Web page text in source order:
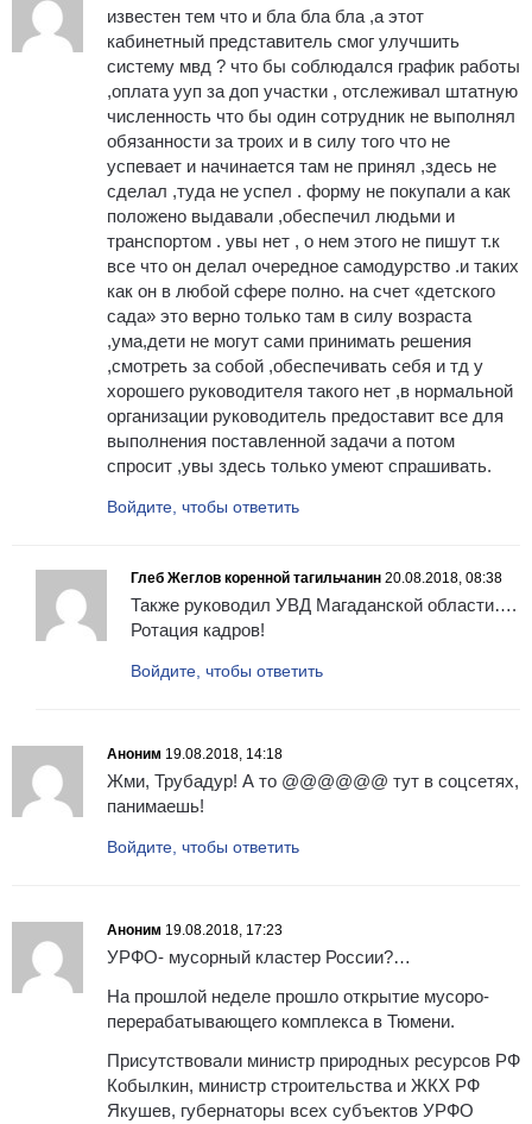
известен тем что и бла бла бла ,а этот
кабинетный представитель смог улучшить
систему мвд ? что бы соблюдался график работы
,оплата ууп за доп участки , отслеживал штатную
численность что бы один сотрудник не выполнял
обязанности за троих и в силу того что не
успевает и начинается там не принял ,здесь не
сделал ,туда не успел . форму не покупали а как
положено выдавали ,обеспечил людьми и
транспортом . увы нет , о нем этого не пишут т.к
все что он делал очередное самодурство .и таких
как он в любой сфере полно. на счет «детского
сада» это верно только там в силу возраста
,ума,дети не могут сами принимать решения
,смотреть за собой ,обеспечивать себя и тд у
хорошего руководителя такого нет ,в нормальной
организации руководитель предоставит все для
выполнения поставленной задачи а потом
спросит ,увы здесь только умеют спрашивать.
Войдите, чтобы ответить
Глеб Жеглов коренной тагильчанин 20.08.2018, 08:38
Также руководил УВД Магаданской области….
Ротация кадров!
Войдите, чтобы ответить
Аноним 19.08.2018, 14:18
Жми, Трубадур! А то @@@@@@ тут в соцсетях,
панимаешь!
Войдите, чтобы ответить
Аноним 19.08.2018, 17:23
УРФО- мусорный кластер России?…
На прошлой неделе прошло открытие мусоро-
перерабатывающего комплекса в Тюмени.
Присутствовали министр природных ресурсов РФ
Кобылкин, министр строительства и ЖКХ РФ
Якушев, губернаторы всех субъектов УРФО